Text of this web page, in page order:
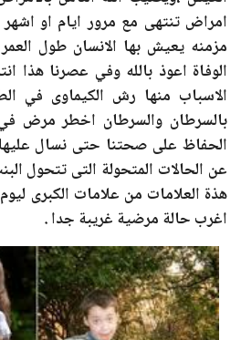
امراض تنتهى مع مرور ايام او
مزمنه يعيش بها الانسان طول
الوفاة اعوذ بالله وفي عصرنا هذا
الاسباب منها رش الكيماوى في
بالسرطان والسرطان اخطر مرض
الحفاظ على صحتنا حتى نسال
عن الحالات المتحولة التى تتحول
هذة العلامات من علامات الكبرى
اغرب حالة مرضية غريبة جدا .